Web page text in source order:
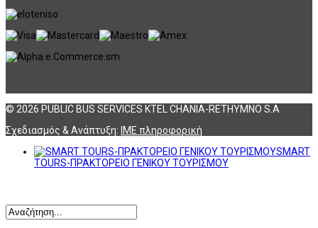
© 2026 PUBLIC BUS SERVICES KTEL CHANIA-RETHYMNO S.A
Σχεδιασμός & Ανάπτυξη: ΙΜΕ πληροφορική
SMART
TOURS-ΠΡΑΚΤΟΡΕΙΟ ΓΕΝΙΚΟΥ ΤΟΥΡΙΣΜΟΥ